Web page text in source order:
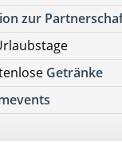
zur
Getränke